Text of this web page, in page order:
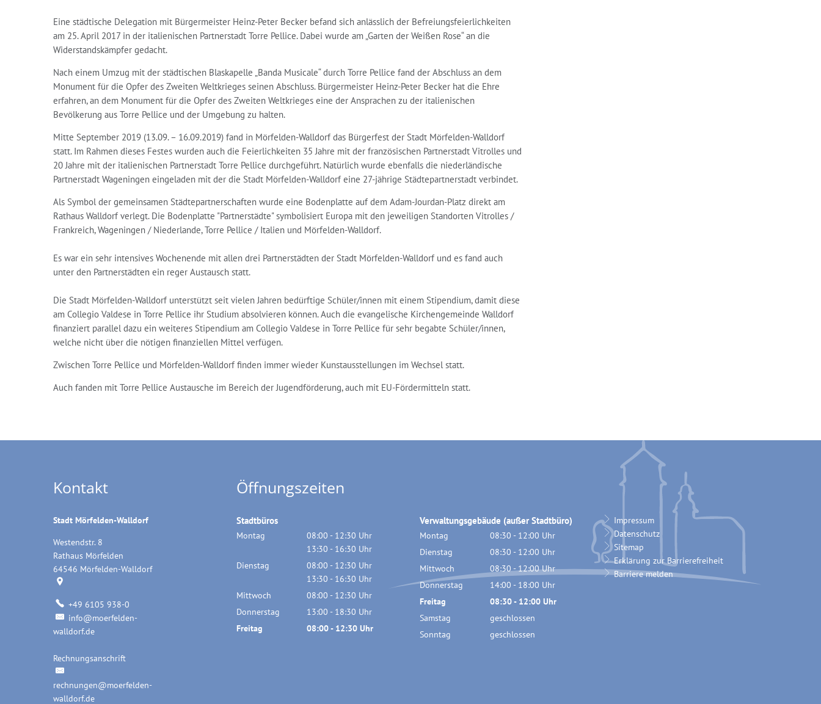
Eine städtische Delegation mit Bürgermeister Heinz-Peter Becker befand sich anlässlich der Befreiungsfeierlichkeiten
am 25. April 2017 in der italienischen Partnerstadt Torre Pellice. Dabei wurde am „Garten der Weißen Rose“ an die
Widerstandskämpfer gedacht.
Nach einem Umzug mit der städtischen Blaskapelle „Banda Musicale“ durch Torre Pellice fand der Abschluss an dem
Monument für die Opfer des Zweiten Weltkrieges seinen Abschluss. Bürgermeister Heinz-Peter Becker hat die Ehre
erfahren, an dem Monument für die Opfer des Zweiten Weltkrieges eine der Ansprachen zu der italienischen
Bevölkerung aus Torre Pellice und der Umgebung zu halten.
Mitte September 2019 (13.09. – 16.09.2019) fand in Mörfelden-Walldorf das Bürgerfest der Stadt Mörfelden-Walldorf
statt. Im Rahmen dieses Festes wurden auch die Feierlichkeiten 35 Jahre mit der französischen Partnerstadt Vitrolles und
20 Jahre mit der italienischen Partnerstadt Torre Pellice durchgeführt. Natürlich wurde ebenfalls die niederländische
Partnerstadt Wageningen eingeladen mit der die Stadt Mörfelden-Walldorf eine 27-jährige Städtepartnerstadt verbindet.
Als Symbol der gemeinsamen Städtepartnerschaften wurde eine Bodenplatte auf dem Adam-Jourdan-Platz direkt am
Rathaus Walldorf verlegt. Die Bodenplatte "Partnerstädte" symbolisiert Europa mit den jeweiligen Standorten Vitrolles /
Frankreich, Wageningen / Niederlande, Torre Pellice / Italien und Mörfelden-Walldorf.
Es war ein sehr intensives Wochenende mit allen drei Partnerstädten der Stadt Mörfelden-Walldorf und es fand auch
unter den Partnerstädten ein reger Austausch statt.
Die Stadt Mörfelden-Walldorf unterstützt seit vielen Jahren bedürftige Schüler/innen mit einem Stipendium, damit diese
am Collegio Valdese in Torre Pellice ihr Studium absolvieren können. Auch die evangelische Kirchengemeinde Walldorf
finanziert parallel dazu ein weiteres Stipendium am Collegio Valdese in Torre Pellice für sehr begabte Schüler/innen,
welche nicht über die nötigen finanziellen Mittel verfügen.
Zwischen Torre Pellice und Mörfelden-Walldorf finden immer wieder Kunstausstellungen im Wechsel statt.
Auch fanden mit Torre Pellice Austausche im Bereich der Jugendförderung, auch mit EU-Fördermitteln statt.
Kontakt
Stadt Mörfelden-Walldorf
Westendstr. 8
Rathaus Mörfelden
64546 Mörfelden-Walldorf
+49 6105 938-0
info@moerfelden-
walldorf.de
Rechnungsanschrift
rechnungen@moerfelden-
walldorf.de
Öffnungszeiten
Stadtbüros
Montag 08:00 - 12:30 Uhr
Von 08:00 bis 12:30 Uhr
13:30 - 16:30 Uhr
Von 13:30 bis 16:30 Uhr
Dienstag 08:00 - 12:30 Uhr
Von 08:00 bis 12:30 Uhr
13:30 - 16:30 Uhr
Von 13:30 bis 16:30 Uhr
Mittwoch 08:00 - 12:30 Uhr
Von 08:00 bis 12:30 Uhr
Donnerstag 13:00 - 18:30 Uhr
Von 13:00 bis 18:30 Uhr
Freitag 08:00- 12:30 Uhr
Verwaltungsgebäude (außer Stadtbüro)
Montag 08:30 - 12:00 Uhr
Von 08:30 bis 12:00 Uhr
Dienstag 08:30 - 12:00 Uhr
Von 08:30 bis 12:00 Uhr
Mittwoch 08:30-12:00Uhr
Von 08:30 bis 12:00 Uhr
Donnerstag 14:00 - 18:00 Uhr
Von 14:00 bis 18:00 Uhr
Freitag 08:30- 12:00 Uhr
Von 08:30 bis 12:00 Uhr
Samstag
geschlossen
Sonntag
geschlossen
Impressum
Datenschutz
Sitemap
Erklärung zur Barrierefreiheit
Barriere melden